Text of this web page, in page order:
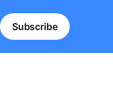
Subscribe